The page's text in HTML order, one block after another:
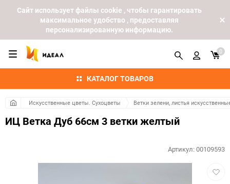
Cайт использует файлы cookie , чтобы гарантировать
максимальное удобство , предоставляя
персонализированную информацию.
КАТАЛОГ ТОВАРОВ
0
Искусственные цветы. Сухоцветы Ветки зелени, листья
ИЦ Ветка Дуб 66см 3 ветки желтый
Артикул:00109593